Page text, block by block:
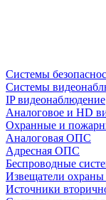
Системы
Системы
IP видеонаблюдение
Аналоговое и HD
Охранные и
Аналоговая ОПС
Адресная ОПС
Беспроводные
Извещатели охраны
Источники